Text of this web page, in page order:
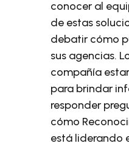
conocer al
de estas
debatir cómo
sus agencias.
compañía
para brindar
responder
cómo
está liderando